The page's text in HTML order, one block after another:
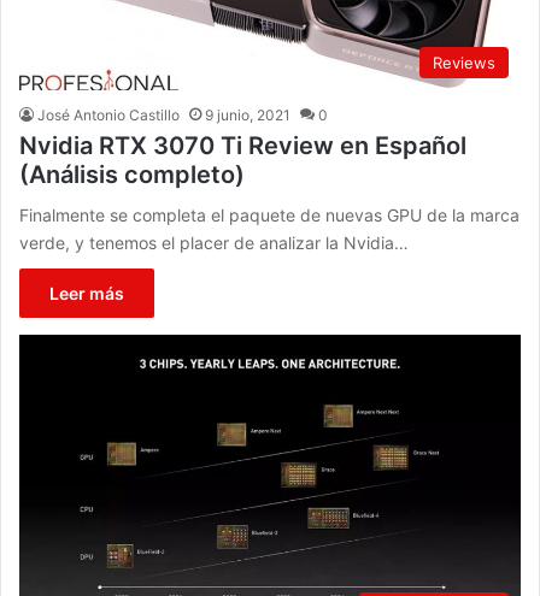
Reviews
José Antonio Castillo 9 junio, 2021 0
Nvidia RTX 3070 Ti Review en Español
(Análisis completo)
Finalmente se completa el paquete de nuevas GPU de la marca
verde, y tenemos el placer de analizar la Nvidia…
Leer más